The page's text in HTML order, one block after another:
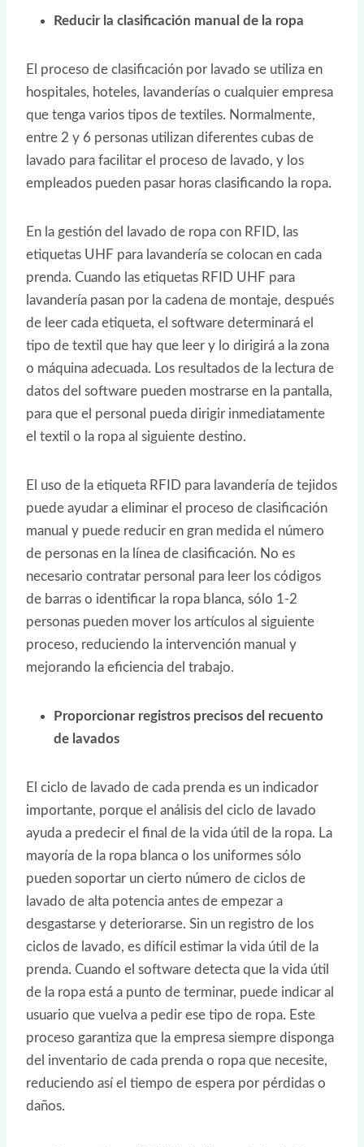
Reducir la clasificación manual de la ropa
El proceso de clasificación por lavado se utiliza en
hospitales, hoteles, lavanderías o cualquier empresa
que tenga varios tipos de textiles. Normalmente,
entre 2 y 6 personas utilizan diferentes cubas de
lavado para facilitar el proceso de lavado, y los
empleados pueden pasar horas clasificando la ropa.
En la gestión del lavado de ropa con RFID, las
etiquetas UHF para lavandería se colocan en cada
prenda. Cuando las etiquetas RFID UHF para
lavandería pasan por la cadena de montaje, después
de leer cada etiqueta, el software determinará el
tipo de textil que hay que leer y lo dirigirá a la zona
o máquina adecuada. Los resultados de la lectura de
datos del software pueden mostrarse en la pantalla,
para que el personal pueda dirigir inmediatamente
el textil o la ropa al siguiente destino.
El uso de la etiqueta RFID para lavandería de tejidos
puede ayudar a eliminar el proceso de clasificación
manual y puede reducir en gran medida el número
de personas en la línea de clasificación. No es
necesario contratar personal para leer los códigos
de barras o identificar la ropa blanca, sólo 1-2
personas pueden mover los artículos al siguiente
proceso, reduciendo la intervención manual y
mejorando la eficiencia del trabajo.
Proporcionar registros precisos del recuento
de lavados
El ciclo de lavado de cada prenda es un indicador
importante, porque el análisis del ciclo de lavado
ayuda a predecir el final de la vida útil de la ropa. La
mayoría de la ropa blanca o los uniformes sólo
pueden soportar un cierto número de ciclos de
lavado de alta potencia antes de empezar a
desgastarse y deteriorarse. Sin un registro de los
ciclos de lavado, es difícil estimar la vida útil de la
prenda. Cuando el software detecta que la vida útil
de la ropa está a punto de terminar, puede indicar al
usuario que vuelva a pedir ese tipo de ropa. Este
proceso garantiza que la empresa siempre disponga
del inventario de cada prenda o ropa que necesite,
reduciendo así el tiempo de espera por pérdidas o
daños.